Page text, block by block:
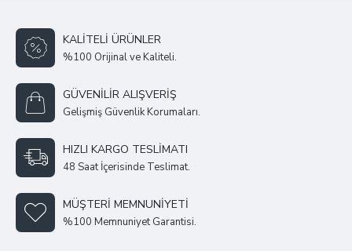
KALITELI ÜRÜNLER
%100 Orijinal ve Kaliteli.
GÜVENILIR ALIŞVERIŞ
Gelişmiş Güvenlik Korumaları.
HIZLI KARGO TESLIMATI
48 Saat İçerisinde Teslimat.
MÜŞTERI MEMNUNIYETI
%100 Memnuniyet Garantisi.